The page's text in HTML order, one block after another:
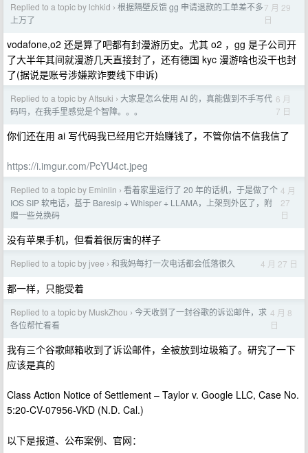
Replied to a topic by lchkid › 根据隔壁反馈 gg 申请退款的工单差不多
上万了
7 月 29
日
vodafone,o2 还是算了吧都有封漫游历史。尤其 o2 ，gg 是子公司开
了大半年其间就漫游几天直接封了，还有德国 kyc 漫游啥也没干也封
了(据说是账号涉嫌欺诈要线下申诉)
Replied to a topic by AItsuki › 大家是怎么使用 AI 的，真能做到不手写代
码吗，在我手里感觉是个智障。。。
6 月
7 日
你们还在用 ai 写代码我已经用它开始赚钱了，不管你信不信我信了
https://i.imgur.com/PcYU4ct.jpeg
Replied to a topic by Eminlin › 看着家里运行了 20 年的话机，于是做了个
IOS SIP 软电话，基于 Baresip + Whisper + LLAMA，上架到外区了，附
赠一些兑换码
4 月
27
日
没有苹果手机，但看着很厉害的样子
Replied to a topic by jvee › 和我妈每打一次电话都会低落很久 4 月 27 日
都一样，只能受着
Replied to a topic by MuskZhou › 今天收到了一封谷歌的诉讼邮件，求
各位帮忙看看
4 月 8
日
我有三个谷歌邮箱收到了诉讼邮件，全被放到垃圾箱了。研究了一下
应该是真的
Class Action Notice of Settlement – Taylor v. Google LLC, Case No.
5:20-CV-07956-VKD (N.D. Cal.)
以下是报道、公布案例、官网：